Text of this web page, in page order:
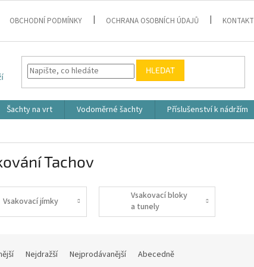
OBCHODNÍ PODMÍNKY OCHRANA OSOBNÍCH ÚDAJŮ KONTAKT
HLEDAT
Šachty na vrt Vodoměrné šachty Příslušenství k nádržím
Tachov
Vsakovací jímky
Vsakovací bloky
a tunely
Nejdražší Nejprodávanější Abecedně